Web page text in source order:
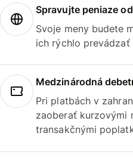
Spravujte peniaze
Svoje meny budete
ich rýchlo prevádzať
Medzinárodná
Pri platbách v
zaoberať kurzovými
transakčnými